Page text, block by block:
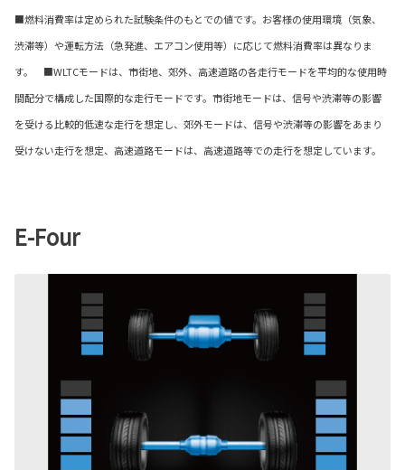
■燃料消費率は定められた試験条件のもとでの値です。お客様の使用環境（気象、
渋滞等）や運転方法（急発進、エアコン使用等）に応じて燃料消費率は異なりま
す。 ■WLTCモードは、市街地、郊外、高速道路の各走行モードを平均的な使用時
間配分で構成した国際的な走行モードです。市街地モードは、信号や渋滞等の影響
を受ける比較的低速な走行を想定し、郊外モードは、信号や渋滞等の影響をあまり
受けない走行を想定、高速道路モードは、高速道路等での走行を想定しています。
E-Four